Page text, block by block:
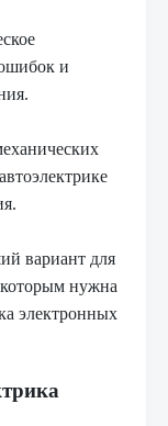
и
вариант для
нужна
электронных